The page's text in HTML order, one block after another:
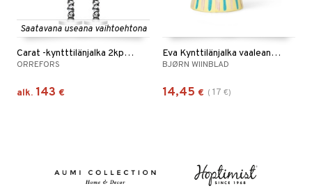
Saatavana useana vaihtoehtona
Carat -kyntttilänjalka 2kpl pakkaus
ORREFORS
alk. 143 €
Eva Kynttilänjalka vaaleansininen 9,5cm
BJØRN WIINBLAD
14,45 € ( 17 €)